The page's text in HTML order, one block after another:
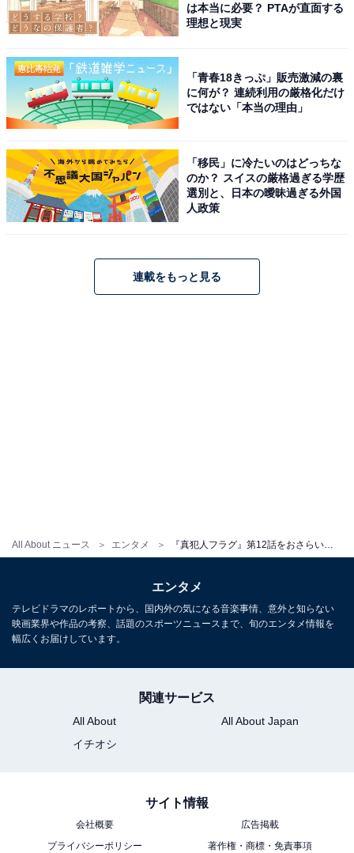
All About ニュース エンタメ
第13話の見どころ
林の死に動揺したリアクションや、強羅が知っているそ
った？」「犯人に心当たりある？ 何かに気づいて電話を
しに行ったのか」「強羅との接点が気になる」などの声
られました。真相究明に一歩近づけるのでしょうか。そ
【おすすめ記事】
・
『真犯人フラグ』真相編スタート！ これまでのストーリ
『真犯人フラグ』 謎が深まる第11話！ 怪しい人物たち
に潜む関係性が見えてきた!?
は本当に必要？ PTAが直面する
理想と現実
「青春18きっぷ」販売激減の裏
に何が？ 連続利用の厳格化だけ
ではない「本当の理由」
「移民」に冷たいのはどっちな
のか？ スイスの厳格過ぎる学歴
選別と、日本の曖昧過ぎる外国
人政策
連載をもっと見る
エンタメ
テレビドラマのレポートから、国内外の気になる音楽事情、意外と知らない
映画業界や作品の考察、話題のスポーツニュースまで、旬のエンタメ情報を
幅広くお届けしています。
関連サービス
All About
All About Japan
イチオシ
サイト情報
会社概要
広告掲載
プライバシーポリシー
著作権・商標・免責事項